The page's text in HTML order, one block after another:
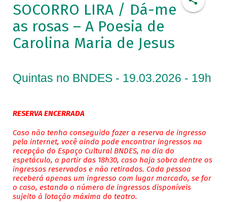
SOCORRO LIRA / Dá-me
as rosas – A Poesia de
Carolina Maria de Jesus
Quintas no BNDES - 19.03.2026 - 19h
RESERVA ENCERRADA
Caso não tenha conseguido fazer a reserva de ingresso
pela internet, você ainda pode encontrar ingressos na
recepção do Espaço Cultural BNDES, no dia do
espetáculo, a partir das 18h30, caso haja sobra dentre os
ingressos reservados e não retirados. Cada pessoa
receberá apenas um ingresso com lugar marcado, se for
o caso, estando o número de ingressos disponíveis
sujeito à lotação máxima do teatro.